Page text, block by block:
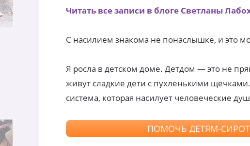
Читать все записи в блоге Светланы
С насилием знакома не понаслышке, и это
Я росла в детском доме. Детдом — это не
живут сладкие дети с пухленькими щечками.
система, которая насилует человеческие
ПОМОЧЬ ДЕТЯМ-